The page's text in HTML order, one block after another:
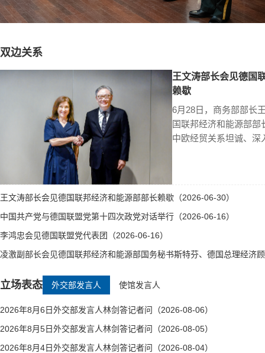
双边关系
王文涛部长会见德国
赖歇
6月28日，商务部部长
国联邦经济和能源部
中欧经贸关系坦诚、深
王文涛部长会见德国联邦经济和能源部部长赖歇（2026-06-30）
中国共产党与德国联盟党第十四次政党对话举行（2026-06-16）
李鸿忠会见德国联盟党代表团（2026-06-16）
凌激副部长会见德国联邦经济和能源部国务秘书斯特芬、德国总理经济
立场表态 外交部发言人 使馆发言人
2026年8月6日外交部发言人林剑答记者问（2026-08-06）
2026年8月5日外交部发言人林剑答记者问（2026-08-05）
2026年8月4日外交部发言人林剑答记者问（2026-08-04）